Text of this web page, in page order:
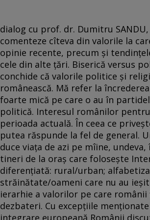
dialog cu prof. dr. Dumitru SANDU, sociolog L-am rugat pe prof. Dumitru Sandu să comenteze cîteva din valorile la care se raportează conaţionalii noştri, în sondajele de opinie recente, precum şi tendinţele de evoluţie ale acestora şi situaţia lor în raport cu cele din alte ţări. Biserică versus politică Dacă porneşti de la datele de sondaj, poţi conchide că valorile politice şi religioase au un profil foarte bine conturat în societatea românească. Mă refer la încrederea mare pe care românii o acordă Bisericii şi la cea foarte mică pe care o au în partidele politice, în Parlament, în instituţii de conotaţie politică. Interesul românilor pentru valorile asociate cu diverse instituţii este ridicat în perioada actuală. În ceea ce priveşte celelalte sfere ale vieţii - familia, munca - n-aş mai putea răspunde la fel de general. Una este situaţia pentru o familie de ţărani, care-şi duce viaţa de azi pe mîine, undeva, într-un sat izolat, şi alta este situaţia cu un cuplu de tineri de la oraş care foloseşte Internetul. Societatea românească este extrem de diferenţiată: rural/urban; alfabetizaţi/nealfabetizaţi informatic; călători în străinătate/oameni care nu au ieşit din satul lor. În ansamblu, nu se poate face o ierarhie a valorilor pe care românii fie le susţin, fie le invocă cel mai frecvent în dezbateri. Cu excepţiile menţionate la începutul discuţiei. Mentalităţi neaoşe şi integrare europeană Românii discută despre propriile valori, în două tipare: cel al mentalităţilor şi cel al integrării europene. Auzim frecvent - "democraţia nu merge pentru că mentalităţile sînt de tip comunist, învechite"; la fel se spune şi despre economie sau participarea comunitară. În discursul public, se recurge la mentalitate ca la un spirit malefic, prin care se pot explica toate relele societăţii româneşti. De fapt, e constatat, şi nu numai în spaţiul nostru, că tematica valorilor e abordată în termeni de mentalitate cînd oamenii au de semnalat probleme sau manifestări comportamentale neobişnuite. De aceasta se leagă un soi de fatalism cultural: mentalităţile sînt date, nu pot fi schimbate. Din cauza lor, societatea înaintează foarte greu. Modelul celălalt, al valorilor europene, e mult mai pragmatic, mai aplicat. Există, în spaţiul public, o dezbatere despre valorile europene, în ce măsură sînt ele prezente în viaţa cotidiană a românului, ce e de făcut pentru asimilarea lor, a celor considerate pozitive. În acest caz, discuţia este însoţită de programe, de proiecte, şi avem de-a face mai mult cu acţiuni decît cu simple lamentări sau formulări de oracol despre cît timp ne va trebui pînă ajungem să fim democraţi. Modalităţi de schimbare Marea problemă nu este atît ierarhia valorilor, ci cum pot fi schimbate acestea. Tematica mijloacelor de schimbare a situaţiei prin cultură şi mentalităţi merită toată atenţia. De pildă, atitudinea conservatoare, modelul individualist, de ignorare a problemelor celorlalţi, de neparticipare la viaţa comunitară. La o extremă, se află atitudinea fatalistă care spune că nu se poate, aşa sîntem noi, românii. La cealaltă extremă, sînt soluţiile active, care consideră că valorile, indiferent că se cheamă cinste, hărnicie, raţionalitate, modernitate, nu sînt date pentru totdeauna, ci se pot modifica prin socializare, educaţie, familie şi şcoală. Dar nu poţi aştepta doar acţiunea socializării. Atunci introduci în discuţie drumul instituţiilor: o instituţie bine construită dislocă multe dintre deficienţele de socializare. Un exemplu în acest sens este cel al emigranţilor români în străinătate: oameni care în România au o eficienţă redusă îi regăseşti în Occident creativi, harnici, performanţi. Nu se întîmplă nimic altceva decît trecerea dintr-un mediu instituţional în altul: dintr-un mediu care descurajează un anumit gen de acţiune, într-unul care încurajează. O altă cale mai concretă şi sistematic ignorată este reprezentată de modele: de rol, de personalitate, de organizaţii. Promovarea modelelor de acţiune eficientă, de prestigiu, dezirabile din punct de vedere social. Încredere variabilă Care e profilul valoric actual al societăţii româneşti?